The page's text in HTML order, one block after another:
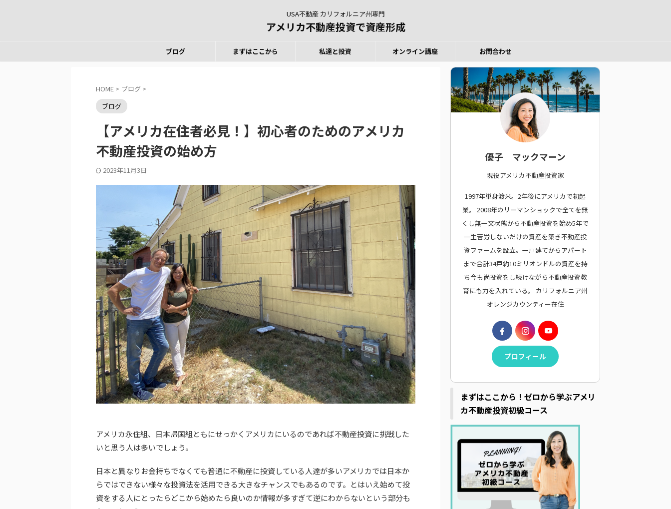
USA不動産 カリフォルニア州専門
アメリカ不動産投資で資産形成
ブログ まずはここから 私達と投資 オンライン講座 お問合わせ
HOME > ブログ >
ブログ
【アメリカ在住者必見！】初心者のためのアメリカ
不動産投資の始め方
2023年11月3日
アメリカ永住組、日本帰国組ともにせっかくアメリカにいるのであれば不動産投資に挑戦した
いと思う人は多いでしょう。
日本と異なりお金持ちでなくても普通に不動産に投資している人達が多いアメリカでは日本か
らではできない様々な投資法を活用できる大きなチャンスでもあるのです。とはいえ始めて投
資をする人にとったらどこから始めたら良いのか情報が多すぎて逆にわからないという部分も
優子 マックマーン
現役アメリカ不動産投資家
1997年単身渡米。2年後にアメリカで初起
業。
2008年のリーマンショックで全てを無
くし無一文状態から不動産投資を始め5年で
一生苦労しないだけの資産を築き不動産投
資ファームを設立。一戸建てからアパート
まで合計34戸約10ミリオンドルの資産を持
ち今も尚投資をし続けながら不動産投資教
育にも力を入れている。 カリフォルニア州
オレンジカウンティー在住
プロフィール
まずはここから！ゼロから学ぶアメリ
カ不動産投資初級コース